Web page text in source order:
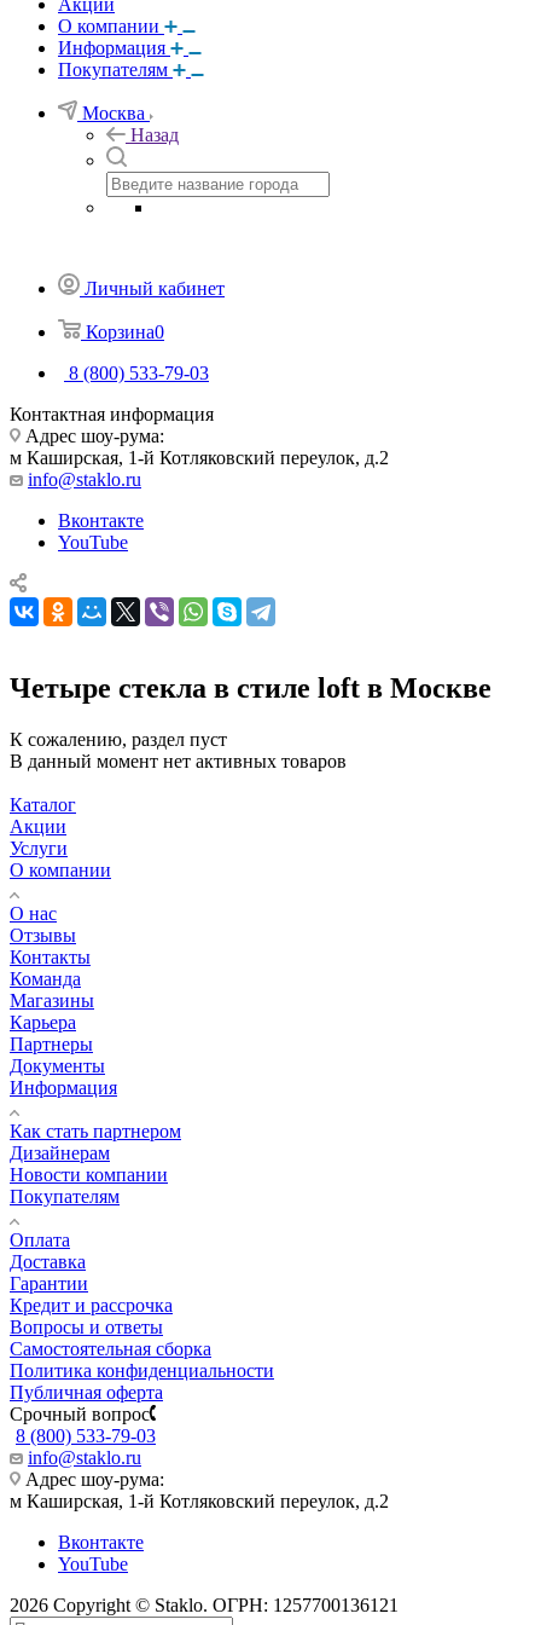
Акции
О компании
Информация
Покупателям
Москва
Назад
Личный кабинет
Корзина0
8 (800) 533-79-03
Контактная информация
Адрес шоу-рума:
м Каширская, 1-й Котляковский переулок, д.2
info@staklo.ru
Вконтакте
YouTube
Четыре стекла в стиле loft в Москве
К сожалению, раздел пуст
В данный момент нет активных товаров
Каталог
Акции
Услуги
О компании
О нас
Отзывы
Контакты
Команда
Магазины
Карьера
Партнеры
Документы
Информация
Как стать партнером
Дизайнерам
Новости компании
Покупателям
Оплата
Доставка
Гарантии
Кредит и рассрочка
Вопросы и ответы
Самостоятельная сборка
Политика конфиденциальности
Публичная оферта
Срочный вопрос
8 (800) 533-79-03
info@staklo.ru
Адрес шоу-рума:
м Каширская, 1-й Котляковский переулок, д.2
Вконтакте
YouTube
2026 Copyright © Staklo. ОГРН: 1257700136121